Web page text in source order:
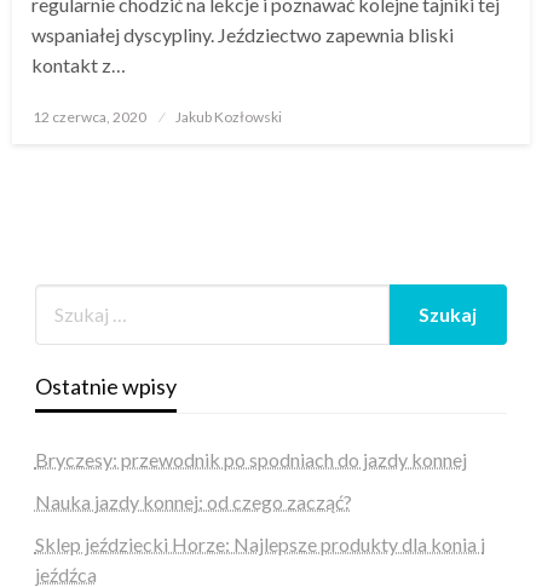
wspaniałej dyscypliny. Jeździectwo zapewnia bliski
kontakt z…
Opublikowane
12 czerwca, 2020 Jakub Kozłowski
Ostatnie wpisy
Bryczesy: przewodnik po spodniach do jazdy konnej
Nauka jazdy konnej: od czego zacząć?
Sklep jeździecki Horze: Najlepsze produkty dla konia i
jeźdźca